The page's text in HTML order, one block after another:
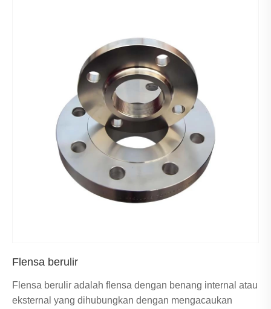
Flensa berulir
Flensa berulir adalah flensa dengan benang internal atau
eksternal yang dihubungkan dengan mengacaukan